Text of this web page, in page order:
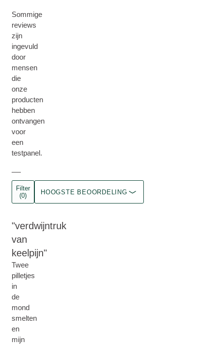
Sommige
reviews
zijn
ingevuld
door
mensen
die
onze
producten
hebben
ontvangen
voor
een
testpanel.
Filter
(0)
HOOGSTE BEOORDELING
verdwijntruk
van
keelpijn
Twee
pilletjes
in
de
mond
smelten
en
mijn